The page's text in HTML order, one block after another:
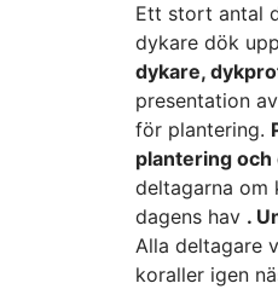
Ett stort antal
dykare dök
dykare,
presentation
för plantering.
plantering
deltagarna om
dagens hav .
Alla deltagare
koraller igen